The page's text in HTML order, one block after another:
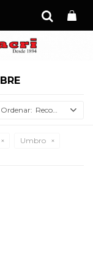
Recomendados
Umbro